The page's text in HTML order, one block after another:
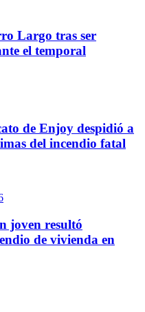
Largo tras ser
el temporal
de Enjoy despidió a
del incendio fatal
joven resultó
de vivienda en